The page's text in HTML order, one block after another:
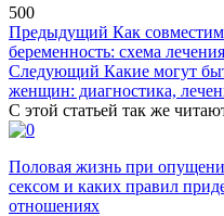
500
Предыдущий Как
беременность: схема
Следующий Какие могут
женщин: диагностика,
С этой статьей так же
Половая жизнь при
сексом и каких правил
отношениях